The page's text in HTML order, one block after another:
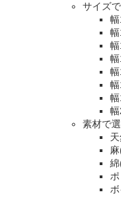
サイズ
素材で